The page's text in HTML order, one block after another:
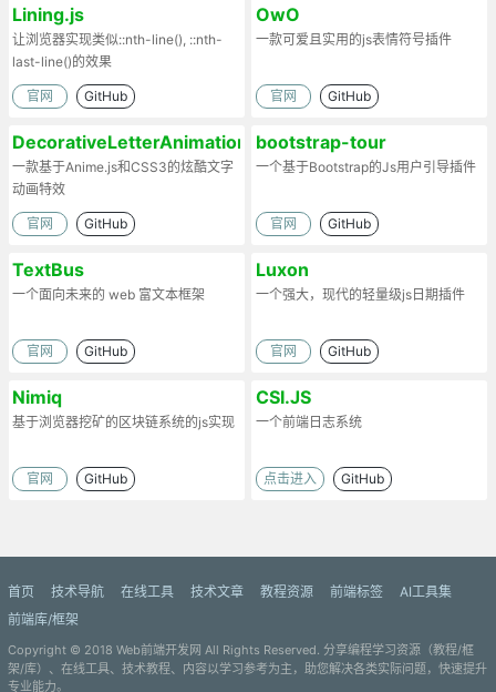
Lining.js
让浏览器实现类似::nth-line(), ::nth-
last-line()的效果
官网 GitHub
OwO
一款可爱且实用的js表情符号插件
官网 GitHub
DecorativeLetterAnimations
一款基于Anime.js和CSS3的炫酷文字
动画特效
官网 GitHub
bootstrap-tour
一个基于Bootstrap的Js用户引导插件
官网 GitHub
TextBus
一个面向未来的 web 富文本框架
官网 GitHub
Luxon
一个强大，现代的轻量级js日期插件
官网 GitHub
Nimiq
基于浏览器挖矿的区块链系统的js实现
官网 GitHub
CSI.JS
一个前端日志系统
点击进入 GitHub
首页 技术导航 在线工具 技术文章 教程资源 前端标签
AI工具集
前端库/框架